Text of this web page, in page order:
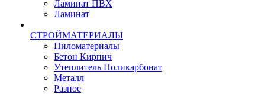
Ламинат ПВХ
Ламинат
СТРОЙМАТЕРИАЛЫ
Пиломатериалы
Бетон Кирпич
Утеплитель Поликарбонат
Металл
Разное